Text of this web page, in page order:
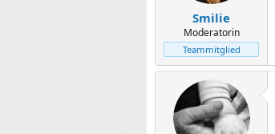
Smilie
Moderatorin
Teammitglied